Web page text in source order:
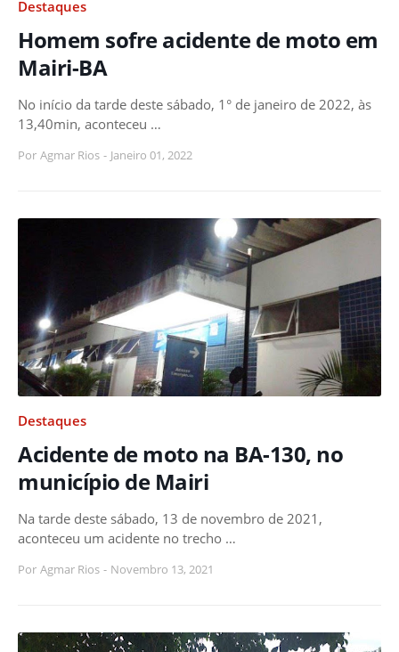
Destaques
Homem sofre acidente de moto em
Mairi-BA
No início da tarde deste sábado, 1° de janeiro de 2022, às
13,40min, aconteceu …
Por Agmar Rios - Janeiro 01, 2022
Destaques
Acidente de moto na BA-130, no
município de Mairi
Na tarde deste sábado, 13 de novembro de 2021,
aconteceu um acidente no trecho …
Por Agmar Rios - Novembro 13, 2021